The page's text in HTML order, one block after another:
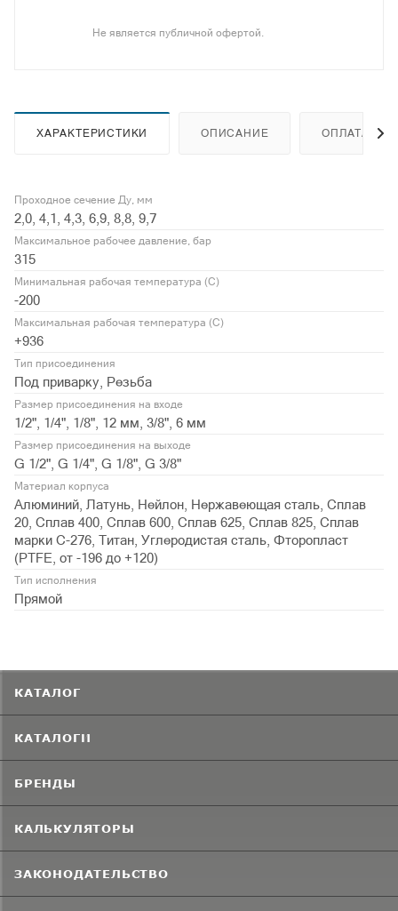
Не является публичной офертой.
ХАРАКТЕРИСТИКИ ОПИСАНИЕ ОПЛАТА
Проходное сечение Ду, мм
2,0, 4,1, 4,3, 6,9, 8,8, 9,7
Максимальное рабочее давление, бар
315
Минимальная рабочая температура (С)
-200
Максимальная рабочая температура (С)
+936
Тип присоединения
Под приварку, Резьба
Размер присоединения на входе
1/2", 1/4", 1/8", 12 мм, 3/8", 6 мм
Размер присоединения на выходе
G 1/2", G 1/4", G 1/8", G 3/8"
Материал корпуса
Алюминий, Латунь, Нейлон, Нержавеющая сталь, Сплав
20, Сплав 400, Сплав 600, Сплав 625, Сплав 825, Сплав
марки С-276, Титан, Углеродистая сталь, Фторопласт
(PTFE, от -196 до +120)
Тип исполнения
Прямой
КАТАЛОГ
КАТАЛОГИ
БРЕНДЫ
КАЛЬКУЛЯТОРЫ
ЗАКОНОДАТЕЛЬСТВО